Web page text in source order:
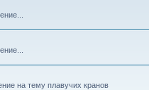
на тему плавучих кранов